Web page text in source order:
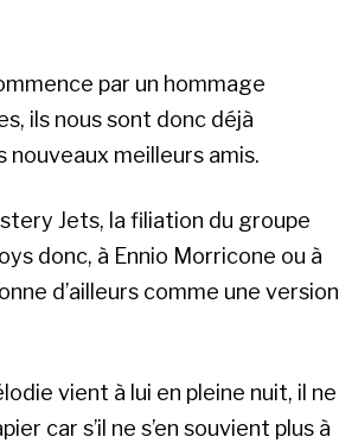
par un hommage
ils nous sont donc déjà
nouveaux meilleurs amis.
Jets, la filiation du groupe
donc, à Ennio Morricone ou à
d’ailleurs comme une version
vient à lui en pleine nuit, il ne
car s’il ne s’en souvient plus à